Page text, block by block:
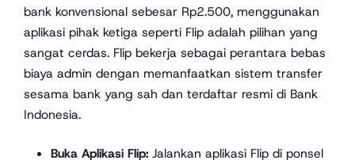
bank konvensional sebesar Rp2.500, menggunakan
aplikasi pihak ketiga seperti Flip adalah pilihan yang
sangat cerdas. Flip bekerja sebagai perantara bebas
biaya admin dengan memanfaatkan sistem transfer
sesama bank yang sah dan terdaftar resmi di Bank
Indonesia.
Buka Aplikasi Flip:Jalankan aplikasi Flip di ponsel